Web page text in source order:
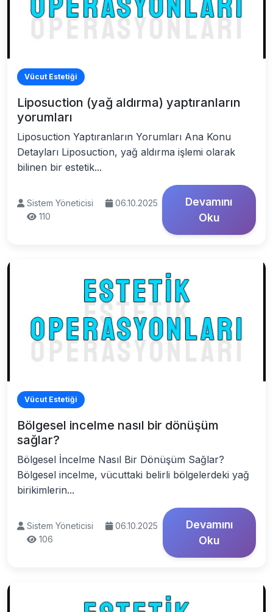
Vücut Estetiği
Liposuction (yağ aldırma) yaptıranların
yorumları
Liposuction Yaptıranların Yorumları Ana Konu
Detayları Liposuction, yağ aldırma işlemi olarak
bilinen bir estetik...
Sistem Yöneticisi
06.10.2025
110
Devamını
Oku
Vücut Estetiği
Bölgesel incelme nasıl bir dönüşüm
sağlar?
Bölgesel İncelme Nasıl Bir Dönüşüm Sağlar?
Bölgesel incelme, vücuttaki belirli bölgelerdeki yağ
birikimlerin...
Sistem Yöneticisi
06.10.2025
106
Devamını
Oku